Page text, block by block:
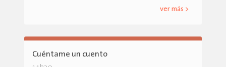
ver más >
Cuéntame un cuento